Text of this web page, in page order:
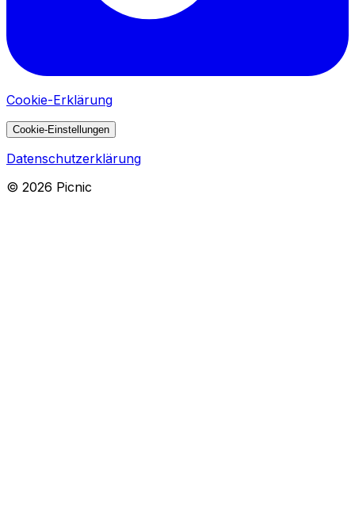
Cookie-Erklärung
Cookie-Einstellungen
Datenschutzerklärung
© 2026 Picnic